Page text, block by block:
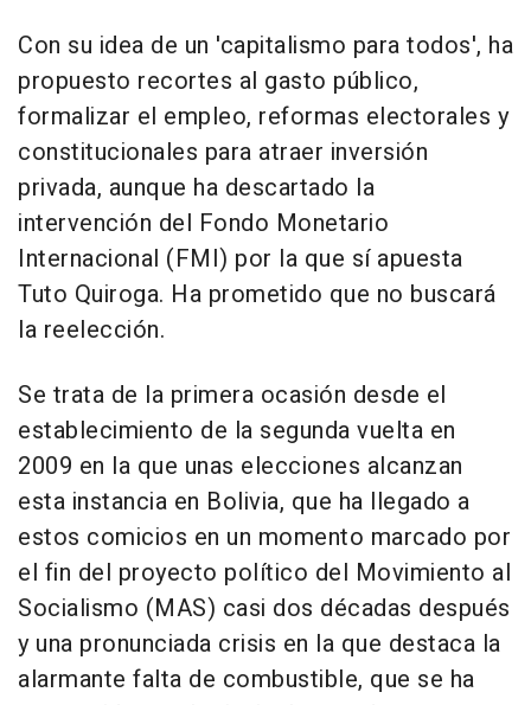
Con su idea de un 'capitalismo para todos', ha
propuesto recortes al gasto público,
formalizar el empleo, reformas electorales y
constitucionales para atraer inversión
privada, aunque ha descartado la
intervención del Fondo Monetario
Internacional (FMI) por la que sí apuesta
Tuto Quiroga. Ha prometido que no buscará
la reelección.
Se trata de la primera ocasión desde el
establecimiento de la segunda vuelta en
2009 en la que unas elecciones alcanzan
esta instancia en Bolivia, que ha llegado a
estos comicios en un momento marcado por
el fin del proyecto político del Movimiento al
Socialismo (MAS) casi dos décadas después
y una pronunciada crisis en la que destaca la
alarmante falta de combustible, que se ha